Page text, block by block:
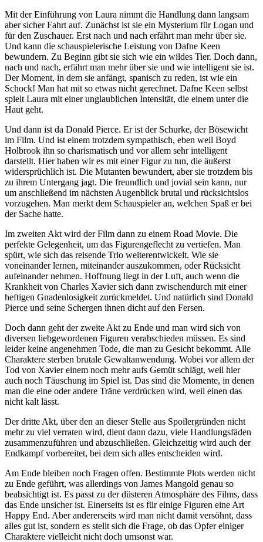
Mit der Einführung von Laura nimmt die Handlung dann langsam
aber sicher Fahrt auf. Zunächst ist sie ein Mysterium für Logan und
für den Zuschauer. Erst nach und nach erfährt man mehr über sie.
Und kann die schauspielerische Leistung von Dafne Keen
bewundern. Zu Beginn gibt sie sich wie ein wildes Tier. Doch dann,
nach und nach, erfährt man mehr über sie und wie intelligent sie ist.
Der Moment, in dem sie anfängt, spanisch zu reden, ist wie ein
Schock! Man hat mit so etwas nicht gerechnet. Dafne Keen selbst
spielt Laura mit einer unglaublichen Intensität, die einem unter die
Haut geht.
Und dann ist da Donald Pierce. Er ist der Schurke, der Bösewicht
im Film. Und ist einem trotzdem sympathisch, eben weil Boyd
Holbrook ihn so charismatisch und vor allem sehr intelligent
darstellt. Hier haben wir es mit einer Figur zu tun, die äußerst
widersprüchlich ist. Die Mutanten bewundert, aber sie trotzdem bis
zu ihrem Untergang jagt. Die freundlich und jovial sein kann, nur
um anschließend im nächsten Augenblick brutal und rücksichtslos
vorzugehen. Man merkt dem Schauspieler an, welchen Spaß er bei
der Sache hatte.
Im zweiten Akt wird der Film dann zu einem Road Movie. Die
perfekte Gelegenheit, um das Figurengeflecht zu vertiefen. Man
spürt, wie sich das reisende Trio weiterentwickelt. Wie sie
voneinander lernen, miteinander auszukommen, oder Rücksicht
aufeinander nehmen. Hoffnung liegt in der Luft, auch wenn die
Krankheit von Charles Xavier sich dann zwischendurch mit einer
heftigen Gnadenlosigkeit zurückmeldet. Und natürlich sind Donald
Pierce und seine Schergen ihnen dicht auf den Fersen.
Doch dann geht der zweite Akt zu Ende und man wird sich von
diversen liebgewordenen Figuren verabschieden müssen. Es sind
leider keine angenehmen Tode, die man zu Gesicht bekommt. Alle
Charaktere sterben brutale Gewaltanwendung. Wobei vor allem der
Tod von Xavier einem noch mehr aufs Gemüt schlägt, weil hier
auch noch Täuschung im Spiel ist. Das sind die Momente, in denen
man die eine oder andere Träne verdrücken wird, weil einen das
nicht kalt lässt.
Der dritte Akt, über den an dieser Stelle aus Spoilergründen nicht
mehr zu viel verraten wird, dient dann dazu, viele Handlungsfäden
zusammenzuführen und abzuschließen. Gleichzeitig wird auch der
Endkampf vorbereitet, bei dem sich alles entscheiden wird.
Am Ende bleiben noch Fragen offen. Bestimmte Plots werden nicht
zu Ende geführt, was allerdings von James Mangold genau so
beabsichtigt ist. Es passt zu der düsteren Atmosphäre des Films, dass
das Ende unsicher ist. Einerseits ist es für einige Figuren eine Art
Happy End. Aber andererseits wird man nicht damit versöhnt, dass
alles gut ist, sondern es stellt sich die Frage, ob das Opfer einiger
Charaktere vielleicht nicht doch umsonst war.